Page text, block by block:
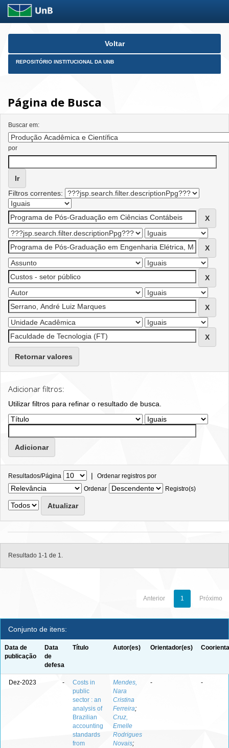
Skip
Voltar
REPOSITÓRIO INSTITUCIONAL DA UNB
Página de Busca
Buscar em:
por
Filtros correntes:
Retornar valores
Adicionar filtros:
Utilizar filtros para refinar o resultado de busca.
Resultados/Página | Ordenar registros por
Ordenar
Registro(s)
Resultado 1-1 de 1.
Anterior 1 Próximo
Conjunto de itens:
Data de
publicação
Data
de
defesa
Título Autor(es) Orientador(es)
Dez-2023 -
Costs in
public
sector : an
analysis of
Brazilian
accounting
standards
from
Mendes,
Nara
Cristina
Ferreira;
Cruz,
Emelle
Rodrigues
Novais;
- -